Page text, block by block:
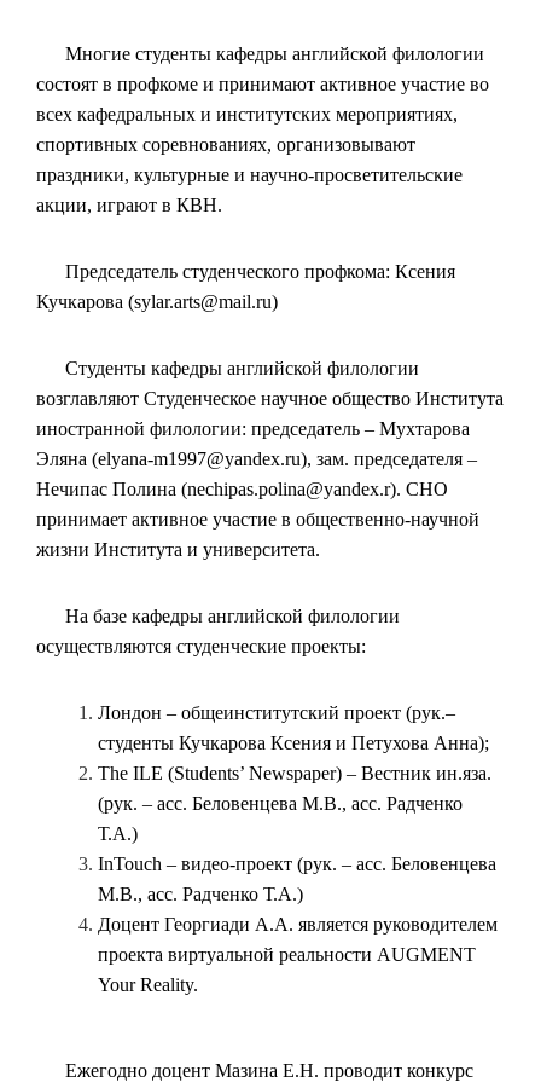
Многие студенты кафедры английской филологии
состоят в профкоме и принимают активное участие во
всех кафедральных и институтских мероприятиях,
спортивных соревнованиях, организовывают
праздники, культурные и научно-просветительские
акции, играют в КВН.
Председатель студенческого профкома: Ксения
Кучкарова (sylar.arts@mail.ru)
Студенты кафедры английской филологии
возглавляют Студенческое научное общество Института
иностранной филологии: председатель – Мухтарова
Эляна (elyana-m1997@yandex.ru), зам. председателя –
Нечипас Полина (nechipas.polina@yandex.r). СНО
принимает активное участие в общественно-научной
жизни Института и университета.
На базе кафедры английской филологии
осуществляются студенческие проекты:
Лондон – общеинститутский проект (рук.–
студенты Кучкарова Ксения и Петухова Анна);
The ILE (Students’ Newspaper) – Вестник ин.яза.
(рук. – асс. Беловенцева М.В., асс. Радченко
Т.А.)
InTouch – видео-проект (рук. – асс. Беловенцева
М.В., асс. Радченко Т.А.)
Доцент Георгиади А.А. является руководителем
проекта виртуальной реальности AUGMENT
Your Reality.
Ежегодно доцент Мазина Е.Н. проводит конкурс